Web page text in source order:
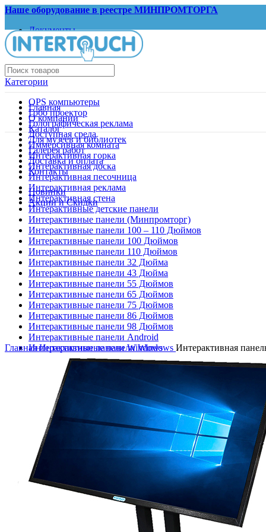
Наше оборудование в реестре МИНПРОМТОРГА
Документы
Запрос КП
Категории
OPS компьютеры
Гобо проектор
Голографическая реклама
Доступная среда
Иммерсивная комната
Интерактивная горка
Интерактивная доска
Интерактивная песочница
Интерактивная реклама
Интерактивная стена
Интерактивные детские панели
Интерактивные панели (Минпромторг)
Интерактивные панели 100 – 110 Дюймов
Интерактивные панели 100 Дюймов
Интерактивные панели 110 Дюймов
Интерактивные панели 32 Дюйма
Интерактивные панели 43 Дюйма
Интерактивные панели 55 Дюймов
Интерактивные панели 65 Дюймов
Интерактивные панели 75 Дюймов
Интерактивные панели 86 Дюймов
Интерактивные панели 98 Дюймов
Интерактивные панели Android
Интерактивные панели Windows
Интерактивные панели на мобильной стойке
Интерактивные столы
Интерактивные столы (Минпромторг)
Интерактивный бар
Интерактивный бассейн
Интерактивный батут
Интерактивный бильярд
Интерактивный дисплей
Интерактивный пляж
Интерактивный пол "Играй и Развивайся"
Интерактивный пол активные игры
Интерактивный пол для обучения и развития
Интерактивный ресторан
Интерактивный скалодром
Интерактивный тир Master Gun
Интерактивный физкультурный игровой комплекс
Главная
О компании
Каталог
Для музеев и библиотек
Галерея работ
Доставка и оплата
Контакты
Новинки
Акции и Скидки
Нажмите, чтобы увеличить
ГлавнаяИнтерактивные панели Windows Интерактивная